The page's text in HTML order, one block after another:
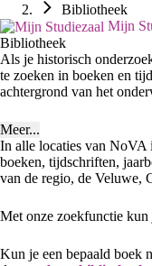
Bibliotheek
Mijn
Bibliotheek
Als je historisch
te zoeken in boeken en
achtergrond van het
Meer...
In alle locaties van NoVA
boeken, tijdschriften,
van de regio, de Veluwe,
Met onze zoekfunctie kun
Kun je een bepaald boek